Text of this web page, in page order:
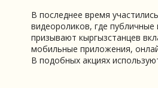
В последнее время
видеороликов, где
призывают кыргызстанцев
мобильные приложения,
В подобных акциях